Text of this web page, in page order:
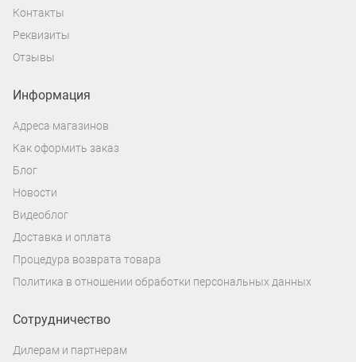
Контакты
Реквизиты
Отзывы
Информация
Адреса магазинов
Как оформить заказ
Блог
Новости
Видеоблог
Доставка и оплата
Процедура возврата товара
Политика в отношении обработки персональных данных
Сотрудничество
Дилерам и партнерам